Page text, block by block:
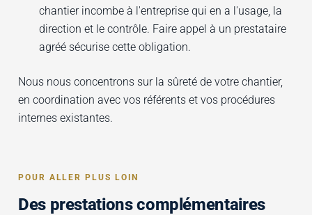
chantier incombe à l'entreprise qui en a l'usage, la
direction et le contrôle. Faire appel à un prestataire
agréé sécurise cette obligation.
Nous nous concentrons sur la sûreté de votre chantier,
en coordination avec vos référents et vos procédures
internes existantes.
POUR ALLER PLUS LOIN
Des prestations complémentaires